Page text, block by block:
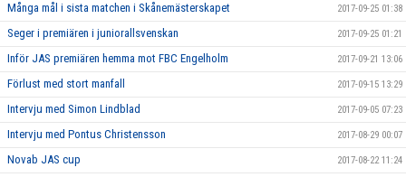
Många mål i sista matchen i Skånemästerskapet 2017-09-25 01:38
Seger i premiären i juniorallsvenskan 2017-09-25 01:21
Inför JAS premiären hemma mot FBC Engelholm 2017-09-21 13:06
Förlust med stort manfall 2017-09-15 13:29
Intervju med Simon Lindblad 2017-09-05 07:23
Intervju med Pontus Christensson 2017-08-29 00:07
Novab JAS cup 2017-08-22 11:24